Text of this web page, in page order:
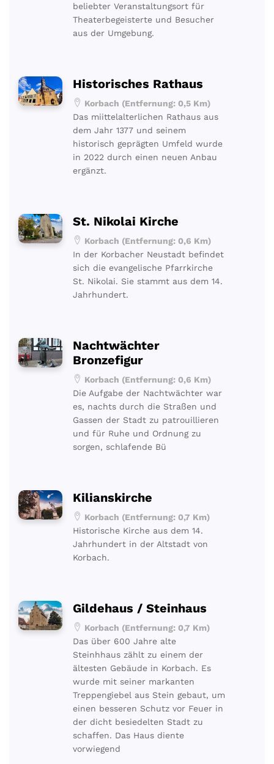
beliebter Veranstaltungsort für
Theaterbegeisterte und Besucher
aus der Umgebung.
Historisches Rathaus
Korbach (Entfernung: 0,5 Km)
Das miittelalterlichen Rathaus aus
dem Jahr 1377 und seinem
historisch geprägten Umfeld wurde
in 2022 durch einen neuen Anbau
ergänzt.
St. Nikolai Kirche
Korbach (Entfernung: 0,6 Km)
In der Korbacher Neustadt befindet
sich die evangelische Pfarrkirche
St. Nikolai. Sie stammt aus dem 14.
Jahrhundert.
Nachtwächter
Bronzefigur
Korbach (Entfernung: 0,6 Km)
Die Aufgabe der Nachtwächter war
es, nachts durch die Straßen und
Gassen der Stadt zu patrouillieren
und für Ruhe und Ordnung zu
sorgen, schlafende Bü
Kilianskirche
Korbach (Entfernung: 0,7 Km)
Historische Kirche aus dem 14.
Jahrhundert in der Altstadt von
Korbach.
Gildehaus / Steinhaus
Korbach (Entfernung: 0,7 Km)
Das über 600 Jahre alte
Steinhhaus zählt zu einem der
ältesten Gebäude in Korbach. Es
wurde mit seiner markanten
Treppengiebel aus Stein gebaut, um
einen besseren Schutz vor Feuer in
der dicht besiedelten Stadt zu
schaffen. Das Haus diente
vorwiegend